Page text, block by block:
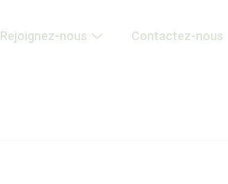
Rejoignez-nous Contactez-nous